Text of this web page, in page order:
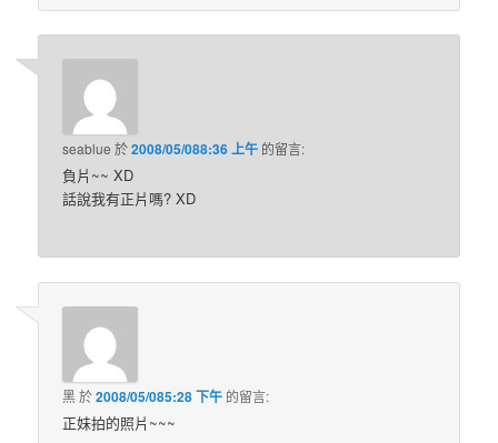
seablue 於2008/05/088:36 上午 的留言:
負片~~ XD
話說我有正片嗎? XD
黑於2008/05/085:28 下午 的留言:
正妹拍的照片~~~